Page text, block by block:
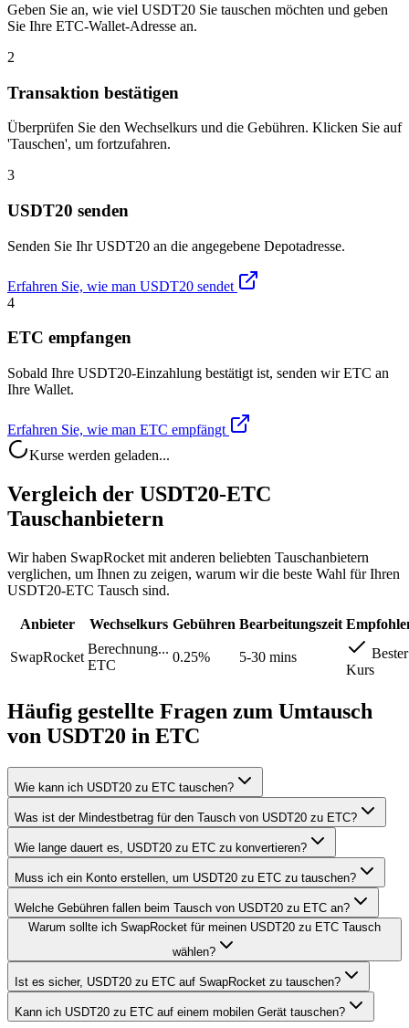
Geben Sie an, wie viel USDT20 Sie tauschen möchten und geben
Sie Ihre ETC-Wallet-Adresse an.
2
Transaktion bestätigen
Überprüfen Sie den Wechselkurs und die Gebühren. Klicken Sie auf
'Tauschen', um fortzufahren.
3
USDT20 senden
Senden Sie Ihr USDT20 an die angegebene Depotadresse.
Erfahren Sie, wie man USDT20 sendet
4
ETC empfangen
Sobald Ihre USDT20-Einzahlung bestätigt ist, senden wir ETC an
Ihre Wallet.
Erfahren Sie, wie man ETC empfängt
Kurse werden geladen...
Vergleich der USDT20-ETC
Tauschanbietern
Wir haben SwapRocket mit anderen beliebten Tauschanbietern
verglichen, um Ihnen zu zeigen, warum wir die beste Wahl für Ihren
USDT20-ETC Tausch sind.
Anbieter Wechselkurs Gebühren Bearbeitungszeit
SwapRocket
Berechnung...
ETC
0.25% 5-30 mins
Bester
Kurs
Häufig gestellte Fragen zum Umtausch
von USDT20 in ETC
Wie kann ich USDT20 zu ETC tauschen?
Was ist der Mindestbetrag für den Tausch von USDT20 zu ETC?
Wie lange dauert es, USDT20 zu ETC zu konvertieren?
Muss ich ein Konto erstellen, um USDT20 zu ETC zu tauschen?
Welche Gebühren fallen beim Tausch von USDT20 zu ETC an?
Warum sollte ich SwapRocket für meinen USDT20 zu ETC Tausch
wählen?
Ist es sicher, USDT20 zu ETC auf SwapRocket zu tauschen?
Kann ich USDT20 zu ETC auf einem mobilen Gerät tauschen?